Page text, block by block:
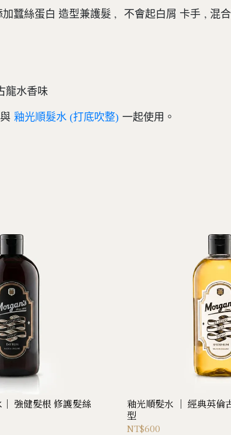
蠶絲蛋白 造型兼護髮 , 不會起白屑 卡手 , 混
龍水香味
釉光順髮水 (打底吹整) 一起使用。
強健髮根 修護髮絲
釉光順髮水 ｜ 經典英倫
型
NT$600